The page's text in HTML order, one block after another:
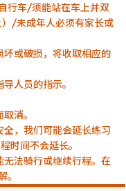
行车/须能站在车上并双
/未成年人必须有家长或
或破损，将收取相应的
人员的指示。
消。
，我们可能会延长练习
时间不会延长。
法骑行或继续行程。在